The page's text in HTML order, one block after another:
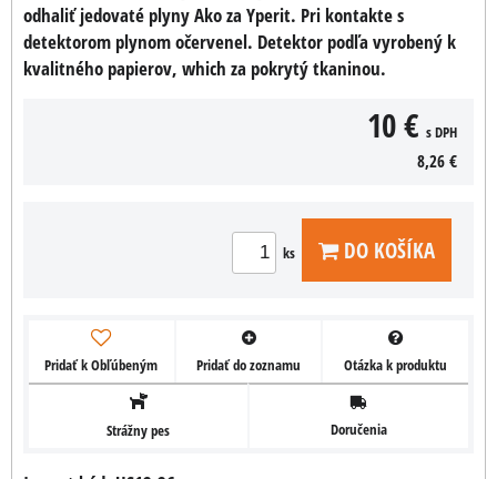
odhaliť jedovaté plyny Ako za Yperit. Pri kontakte s
detektorom plynom očervenel. Detektor podľa vyrobený k
kvalitného papierov, which za pokrytý tkaninou.
10 € s DPH
8,26 €
ks DO KOŠÍKA
Pridať k Obľúbeným Pridať do zoznamu Otázka k produktu
Strážny pes Doručenia